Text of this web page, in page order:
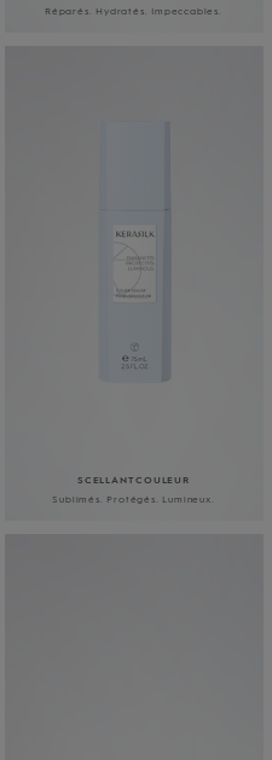
Réparés. Hydratés. Impeccables.
SCELLANT COULEUR
Sublimés. Protégés. Lumineux.